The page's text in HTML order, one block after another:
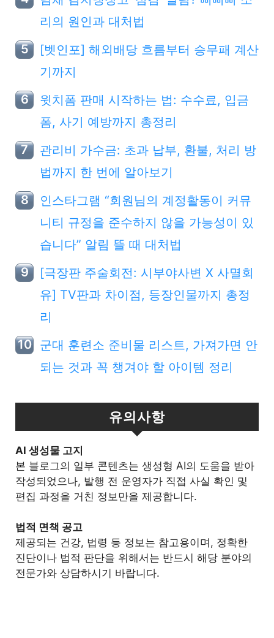
리의 원인과 대처법
[벳인포] 해외배당 흐름부터 승무패 계산
기까지
윗치폼 판매 시작하는 법: 수수료, 입금
폼, 사기 예방까지 총정리
관리비 가수금: 초과 납부, 환불, 처리 방
법까지 한 번에 알아보기
인스타그램 “회원님의 계정활동이 커뮤
니티 규정을 준수하지 않을 가능성이 있
습니다” 알림 뜰 때 대처법
[극장판 주술회전: 시부야사변 X 사멸회
유] TV판과 차이점, 등장인물까지 총정
리
군대 훈련소 준비물 리스트, 가져가면 안
되는 것과 꼭 챙겨야 할 아이템 정리
유의사항
Al 생성물 고지
본 블로그의 일부 콘텐츠는 생성형 AI의 도움을 받아
작성되었으나, 발행 전 운영자가 직접 사실 확인 및
편집 과정을 거친 정보만을 제공합니다.
법적 면책 공고
제공되는 건강, 법령 등 정보는 참고용이며, 정확한
진단이나 법적 판단을 위해서는 반드시 해당 분야의
전문가와 상담하시기 바랍니다.